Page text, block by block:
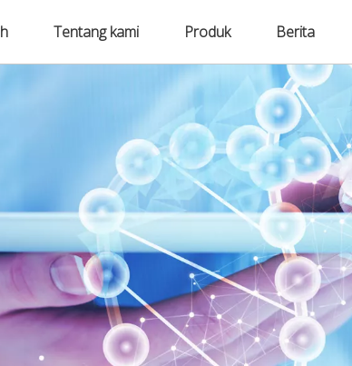
Tentang kami Produk Berita